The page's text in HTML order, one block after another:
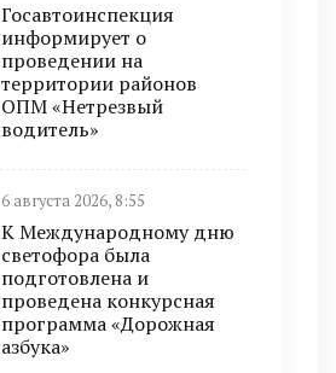
Госавтоинспекция
информирует о
проведении на
территории районов
ОПМ «Нетрезвый
водитель»
6 августа 2026, 8:55
К Международному дню
светофора была
подготовлена и
проведена конкурсная
программа «Дорожная
азбука»